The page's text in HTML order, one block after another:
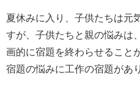
夏休みに入り、子供たちは元
すが、子供たちと親の悩みは
画的に宿題を終わらせること
宿題の悩みに工作の宿題があ